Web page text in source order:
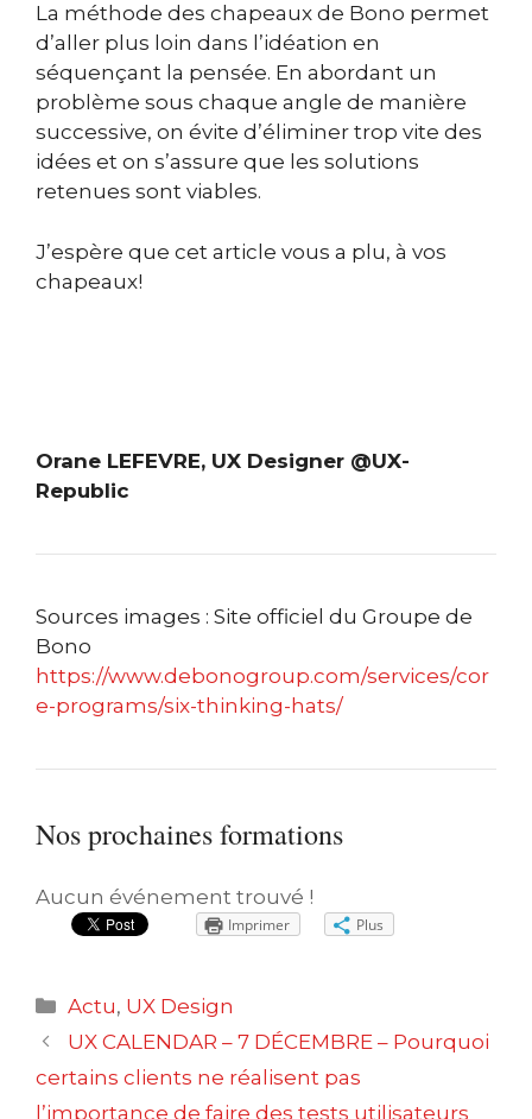
La méthode des chapeaux de Bono permet
d’aller plus loin dans l’idéation en
séquençant la pensée. En abordant un
problème sous chaque angle de manière
successive, on évite d’éliminer trop vite des
idées et on s’assure que les solutions
retenues sont viables.
J’espère que cet article vous a plu, à vos
chapeaux!
Orane LEFEVRE, UX Designer @UX-
Republic
Sources images : Site officiel du Groupe de
Bono
https://www.debonogroup.com/services/cor
e-programs/six-thinking-hats/
Nos prochaines formations
Aucun événement trouvé !
Imprimer Plus
Catégories
Actu, UX Design
Navigation
des
UX CALENDAR – 7 DÉCEMBRE – Pourquoi
certains clients ne réalisent pas
l’importance de faire des tests utilisateurs